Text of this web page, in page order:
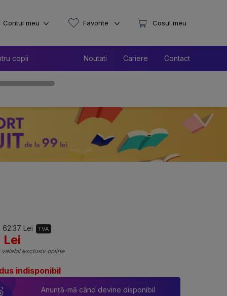
copii Noutati Cariere Contact
Contul meu Favorite Cosul meu
62.37 Lei TVA
Lei
valabil exclusiv online
indisponibil
Anunță-mă când devine disponibil